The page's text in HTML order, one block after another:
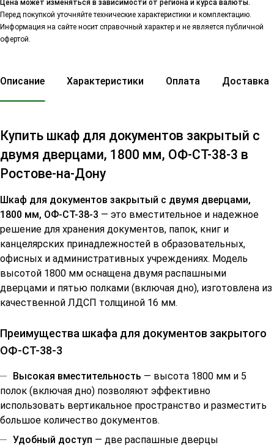
Цена может изменяться в зависимости от региона и курса валюты.
Перед покупкой уточняйте технические характеристики и комплектацию.
Информация на сайте носит справочный характер и не является публичной
офертой.
Описание Характеристики Оплата Доставка
Купить шкаф для документов закрытый с
двумя дверцами, 1800 мм, ОФ-СТ-38-3 в
Ростове-на-Дону
Шкаф для документов закрытый с двумя дверцами,
1800 мм, ОФ-СТ-38-3 — это вместительное и надежное
решение для хранения документов, папок, книг и
канцелярских принадлежностей в образовательных,
офисных и административных учреждениях. Модель
высотой 1800 мм оснащена двумя распашными
дверцами и пятью полками (включая дно), изготовлена из
качественной ЛДСП толщиной 16 мм.
Преимущества шкафа для документов закрытого
ОФ-СТ-38-3
Высокая вместительность — высота 1800 мм и 5
полок (включая дно) позволяют эффективно
использовать вертикальное пространство и разместить
большое количество документов.
Удобный доступ — две распашные дверцы